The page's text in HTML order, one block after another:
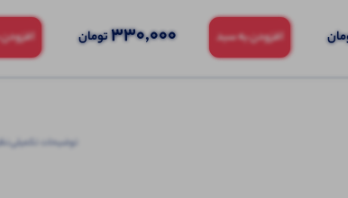
افزودن به سبد 330,000تومان
توضیحات تکمیلی